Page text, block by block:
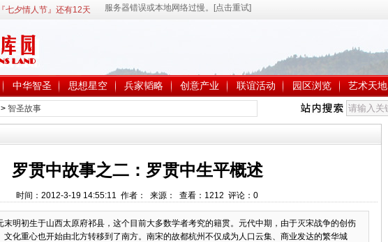
七夕情人节』还有12天
中华智圣 思想星空 兵家韬略 创意产业 联谊活动 园区浏览 艺术天地
> 智圣故事
罗贯中故事之二：罗贯中生平概述
时间：2012-3-19 14:55:11 作者： 来源： 查看： 1212 评论： 0
明初生于山西太原府祁县，这个目前大多数学者考究的籍贯。元代中期，由于灭宋战争的创伤
文化重心也开始由北方转移到了南方。南宋的故都杭州不仅成为人口云集、商业发达的繁华城